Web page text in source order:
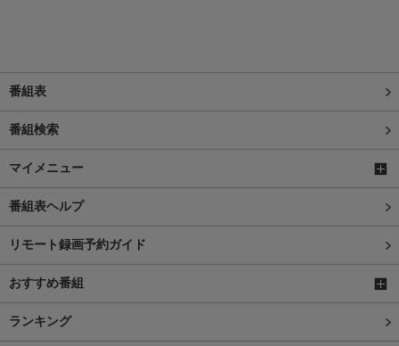
番組表
番組検索
マイメニュー
番組表ヘルプ
リモート録画予約ガイド
おすすめ番組
ランキング